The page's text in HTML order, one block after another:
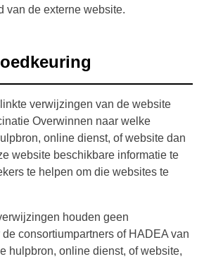
van de externe website.
verwijzingen van de website
Overwinnen naar welke
online dienst, of website dan
website beschikbare informatie te
te helpen om die websites te
houden geen
consortiumpartners of HADEA van
hulpbron, online dienst, of website,